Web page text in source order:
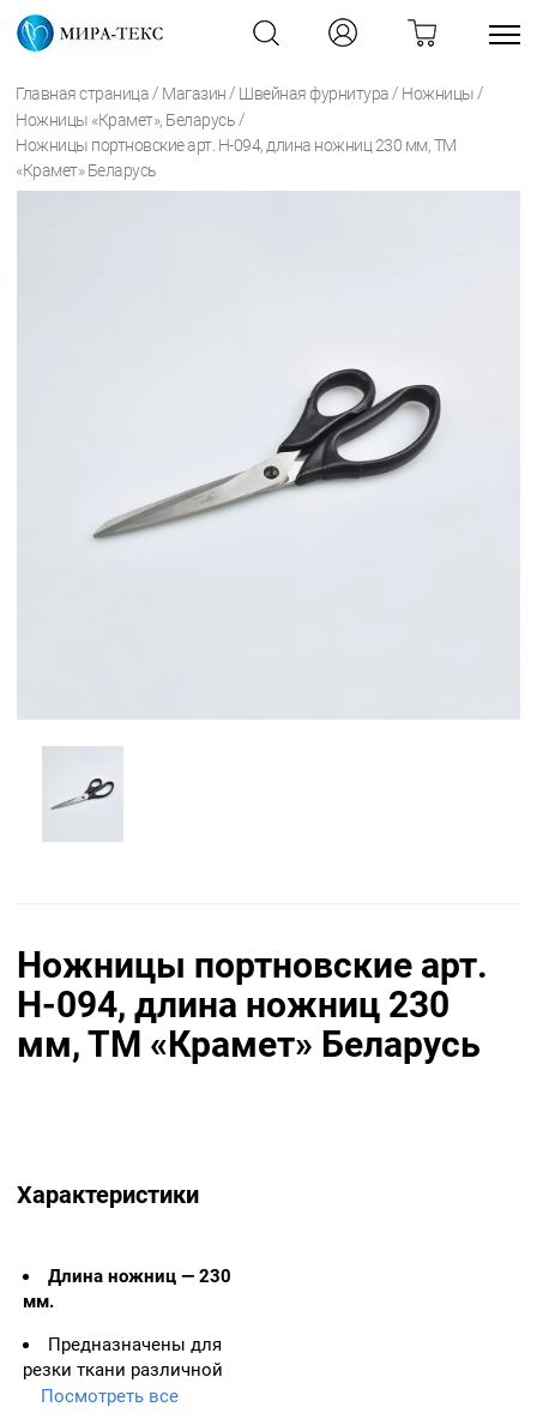
Главная страница / Магазин / Швейная фурнитура / Ножницы /
Ножницы «Крамет», Беларусь /
Ножницы портновские арт. Н-094, длина ножниц 230 мм, ТМ
«Крамет» Беларусь
Ножницы портновские арт.
Н-094, длина ножниц 230
мм, ТМ «Крамет» Беларусь
Характеристики
Длина ножниц — 230
мм.
Предназначены для
резки ткани различной
толщины в быту и
Посмотреть все